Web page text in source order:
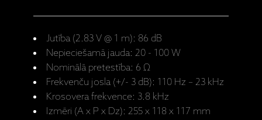
Jutība (2.83 V @ 1 m): 86 dB
Nepieciešamā jauda: 20 - 100 W
Nominālā pretestība: 6 Ω
Frekvenču josla (+/- 3 dB): 110 Hz – 23 kHz
Krosovera frekvence: 3.8 kHz
Izmēri (A x P x Dz): 255 x 118 x 117 mm